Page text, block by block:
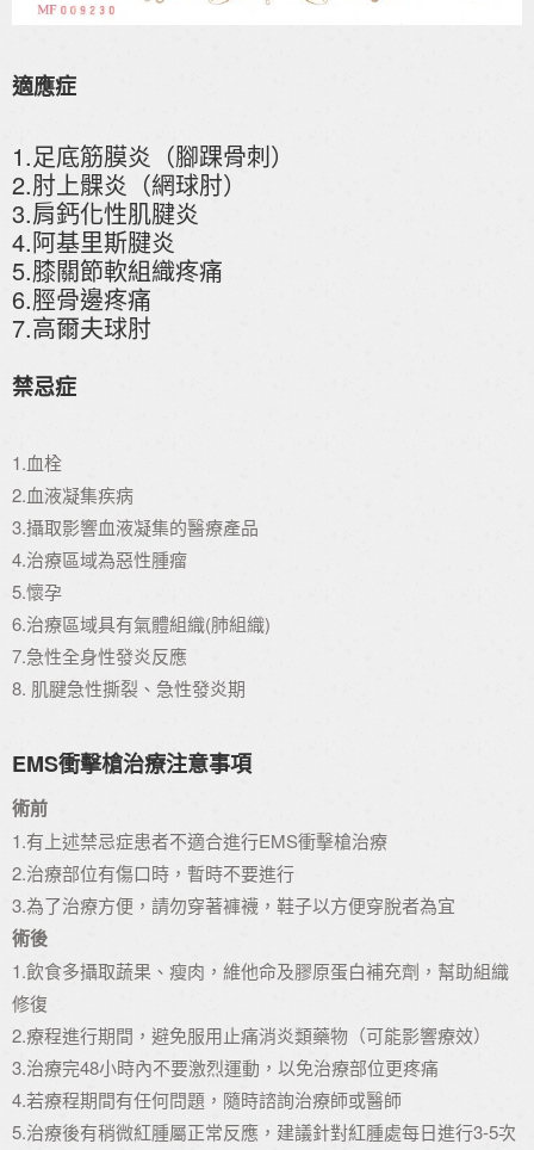
適應症
1.足底筋膜炎（腳踝骨刺）
2.肘上髁炎（網球肘）
3.肩鈣化性肌腱炎
4.阿基里斯腱炎
5.膝關節軟組織疼痛
6.脛骨邊疼痛
7.高爾夫球肘
禁忌症
1.血栓
2.血液凝集疾病
3.攝取影響血液凝集的醫療產品
4.治療區域為惡性腫瘤
5.懷孕
6.治療區域具有氣體組織(肺組織)
7.急性全身性發炎反應
8. 肌腱急性撕裂、急性發炎期
EMS衝擊槍治療注意事項
術前
1.有上述禁忌症患者不適合進行EMS衝擊槍治療
2.治療部位有傷口時，暫時不要進行
3.為了治療方便，請勿穿著褲襪，鞋子以方便穿脫者為宜
術後
1.飲食多攝取蔬果、瘦肉，維他命及膠原蛋白補充劑，幫助組織
修復
2.療程進行期間，避免服用止痛消炎類藥物（可能影響療效）
3.治療完48小時內不要激烈運動，以免治療部位更疼痛
4.若療程期間有任何問題，隨時諮詢治療師或醫師
5.治療後有稍微紅腫屬正常反應，建議針對紅腫處每日進行3-5次